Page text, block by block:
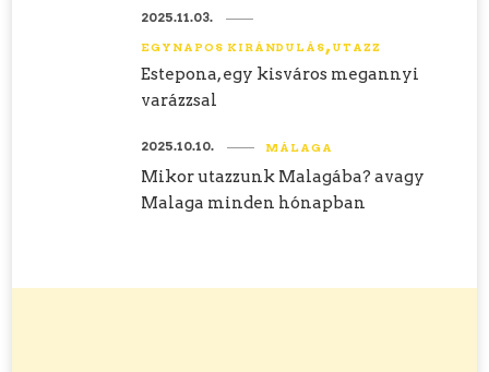
EGYNAPOS KIRÁNDULÁS UTAZZ
Estepona, egy kisváros megannyi
varázzsal
2025.11.03.
MÁLAGA
Mikor utazzunk Malagába? avagy
Malaga minden hónapban
2025.10.10.